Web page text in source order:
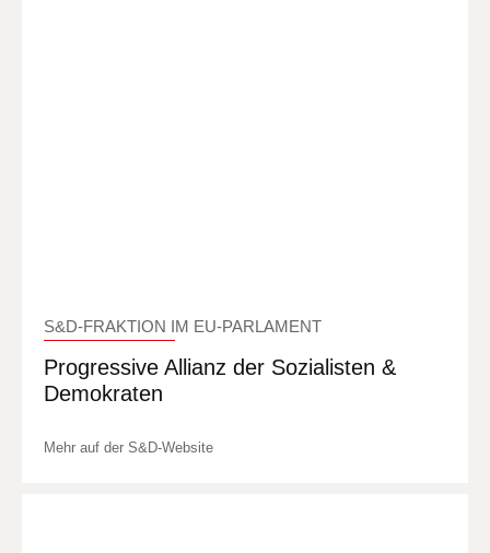
S&D-FRAKTION IM EU-PARLAMENT
Progressive Allianz der Sozialisten &
Demokraten
Mehr auf der S&D-Website